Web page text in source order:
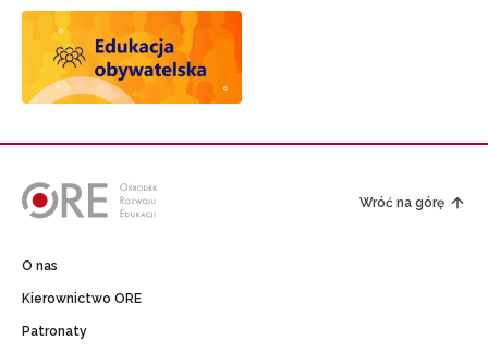
Wróć na górę
O nas
Kierownictwo ORE
Patronaty